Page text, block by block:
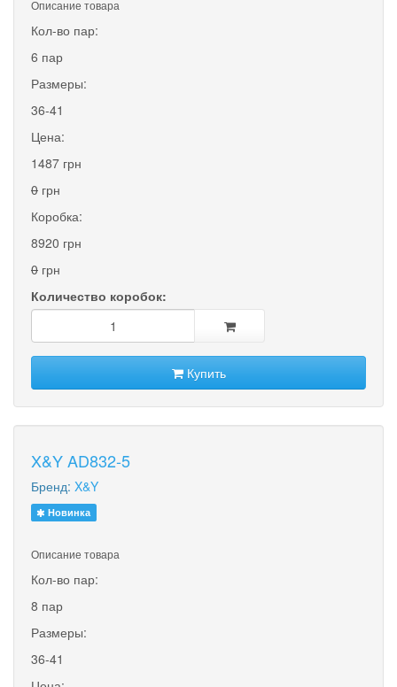
Описание товара
Кол-во пар:
6 пар
Размеры:
36-41
Цена:
1487 грн
0 грн
Коробка:
8920 грн
0 грн
Количество коробок:
Купить
X&Y AD832-5
Бренд: X&Y
Новинка
Описание товара
Кол-во пар:
8 пар
Размеры:
36-41